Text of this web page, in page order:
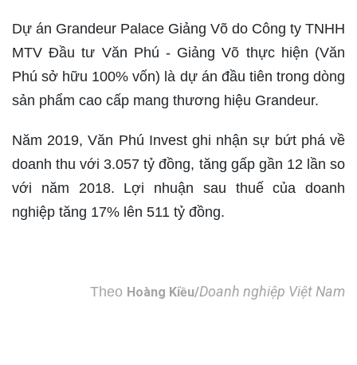
Dự án Grandeur Palace Giảng Võ do Công ty TNHH
MTV Đầu tư Văn Phú - Giảng Võ thực hiện (Văn
Phú sở hữu 100% vốn) là dự án đầu tiên trong dòng
sản phẩm cao cấp mang thương hiệu Grandeur.
Năm 2019, Văn Phú Invest ghi nhận sự bứt phá về
doanh thu với 3.057 tỷ đồng, tăng gấp gần 12 lần so
với năm 2018. Lợi nhuận sau thuế của doanh
nghiệp tăng 17% lên 511 tỷ đồng.
Theo Hoàng Kiều/Doanh nghiệp Việt Nam